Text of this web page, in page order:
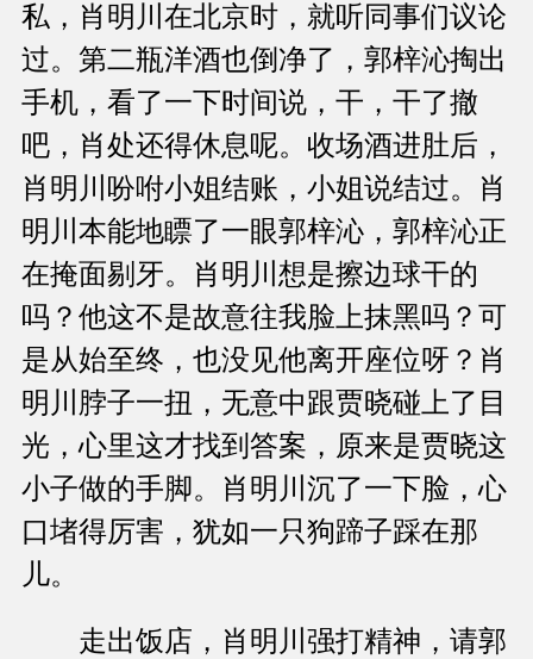
私，肖明川在北京时，就听同事们议论
过。第二瓶洋酒也倒净了，郭梓沁掏出
手机，看了一下时间说，干，干了撤
吧，肖处还得休息呢。收场酒进肚后，
肖明川吩咐小姐结账，小姐说结过。肖
明川本能地瞟了一眼郭梓沁，郭梓沁正
在掩面剔牙。肖明川想是擦边球干的
吗？他这不是故意往我脸上抹黑吗？可
是从始至终，也没见他离开座位呀？肖
明川脖子一扭，无意中跟贾晓碰上了目
光，心里这才找到答案，原来是贾晓这
小子做的手脚。肖明川沉了一下脸，心
口堵得厉害，犹如一只狗蹄子踩在那
儿。
走出饭店，肖明川强打精神，请郭